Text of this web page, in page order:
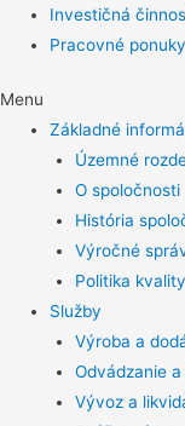
Investičná
Pracovné ponuky
Menu
Základné
Územné
O spoločnosti
História
Výročné
Politika kvality
Služby
Výroba a
Odvádzanie
Vývoz a